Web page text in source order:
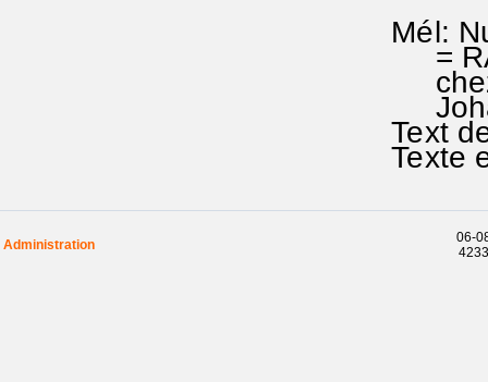
Mél:
=
chez
Text
Texte
Administration
06-